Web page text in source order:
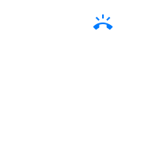
ring_volume